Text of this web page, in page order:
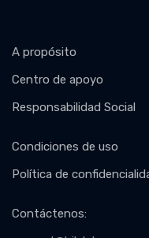
A propósito
Centro de apoyo
Responsabilidad Social
Condiciones de uso
Política de
Contáctenos: